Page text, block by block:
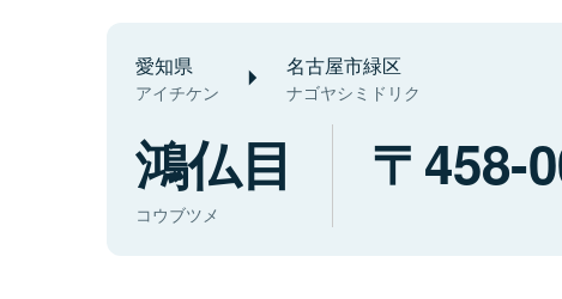
愛知県
アイチケン
名古屋市緑区
ナゴヤシミドリク
鴻仏目
コウブツメ
458-